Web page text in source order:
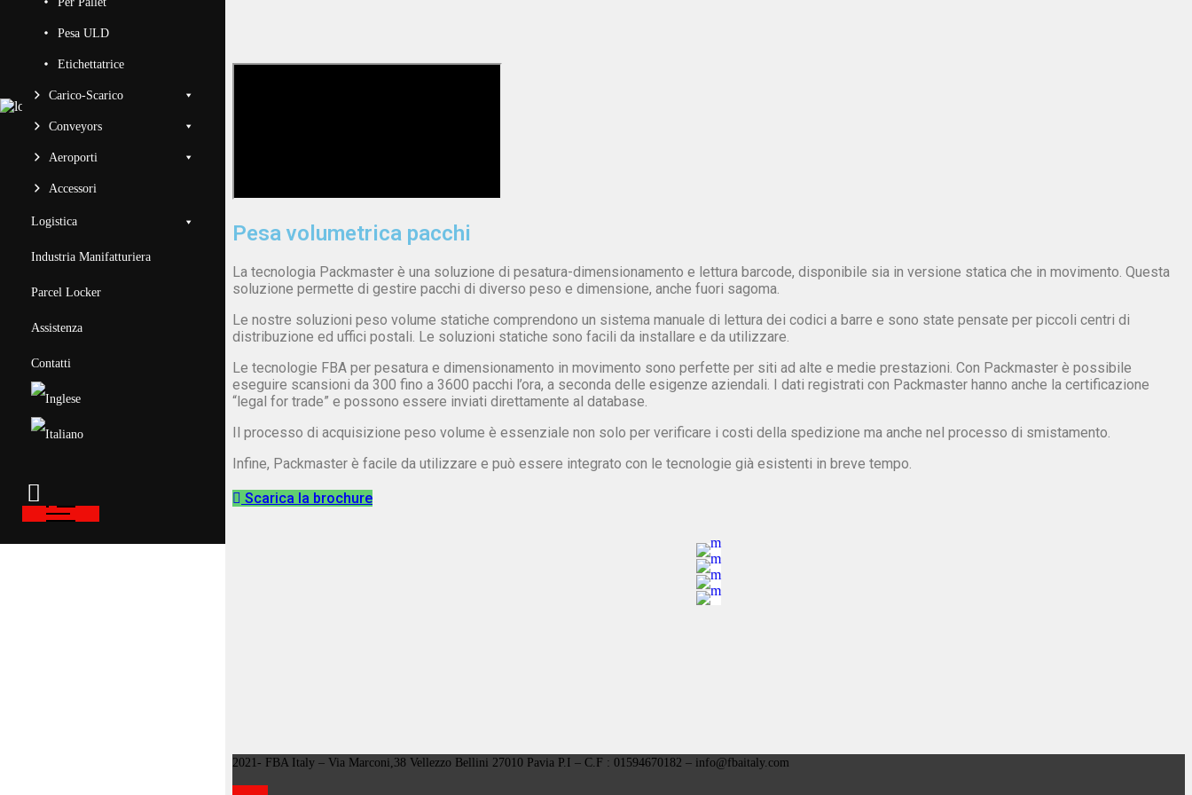
Pesa ULD
Etichettatrice
Carico-Scarico
Conveyors
Aeroporti
Accessori
Logistica
Industria Manifatturiera
Parcel Locker
Assistenza
Contatti
Pesa volumetrica pacchi
La tecnologia Packmaster è una soluzione di pesatura-dimensionamento e lettura barcode, disponibile sia in versione statica che in movimento. Questa
soluzione permette di gestire pacchi di diverso peso e dimensione, anche fuori sagoma.
Le nostre soluzioni peso volume statiche comprendono un sistema manuale di lettura dei codici a barre e sono state pensate per piccoli centri di
distribuzione ed uffici postali. Le soluzioni statiche sono facili da installare e da utilizzare.
Le tecnologie FBA per pesatura e dimensionamento in movimento sono perfette per siti ad alte e medie prestazioni. Con Packmaster è possibile
eseguire scansioni da 300 fino a 3600 pacchi l’ora, a seconda delle esigenze aziendali. I dati registrati con Packmaster hanno anche la certificazione
“legal for trade” e possono essere inviati direttamente al database.
Il processo di acquisizione peso volume è essenziale non solo per verificare i costi della spedizione ma anche nel processo di smistamento.
Infine, Packmaster è facile da utilizzare e può essere integrato con le tecnologie già esistenti in breve tempo.
Scarica la brochure
2021- FBA Italy – Via Marconi,38 Vellezzo Bellini 27010 Pavia P.I – C.F : 01594670182 – info@fbaitaly.com